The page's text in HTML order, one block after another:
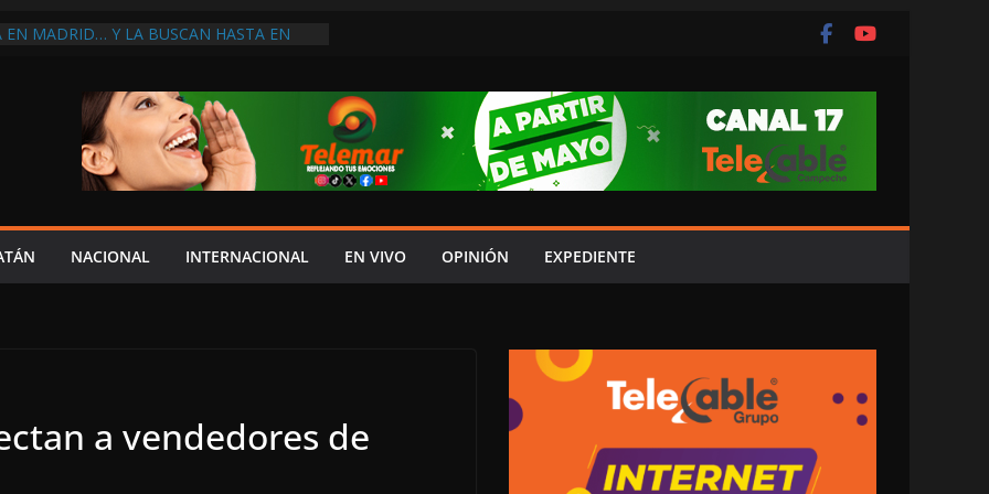
EN MADRID… Y LA BUSCAN HASTA EN
EN UNA DE LAS CADENAS DE ARTÍCULOS
DE EUROPA: MARCEL CARRILLO
SU PEOR MOMENTO: PAN; LA ECONOMÍA
CRECE LA INSEGURIDAD, NO HAY
CRÍTICOS SON CENSURADOS
EL TIEMPO”; INFRAESTRUCTURA
Y URGE MODERNIZARLA:
NACIONAL INTERNACIONAL EN VIVO OPINIÓN EXPEDIENTE
a vendedores de